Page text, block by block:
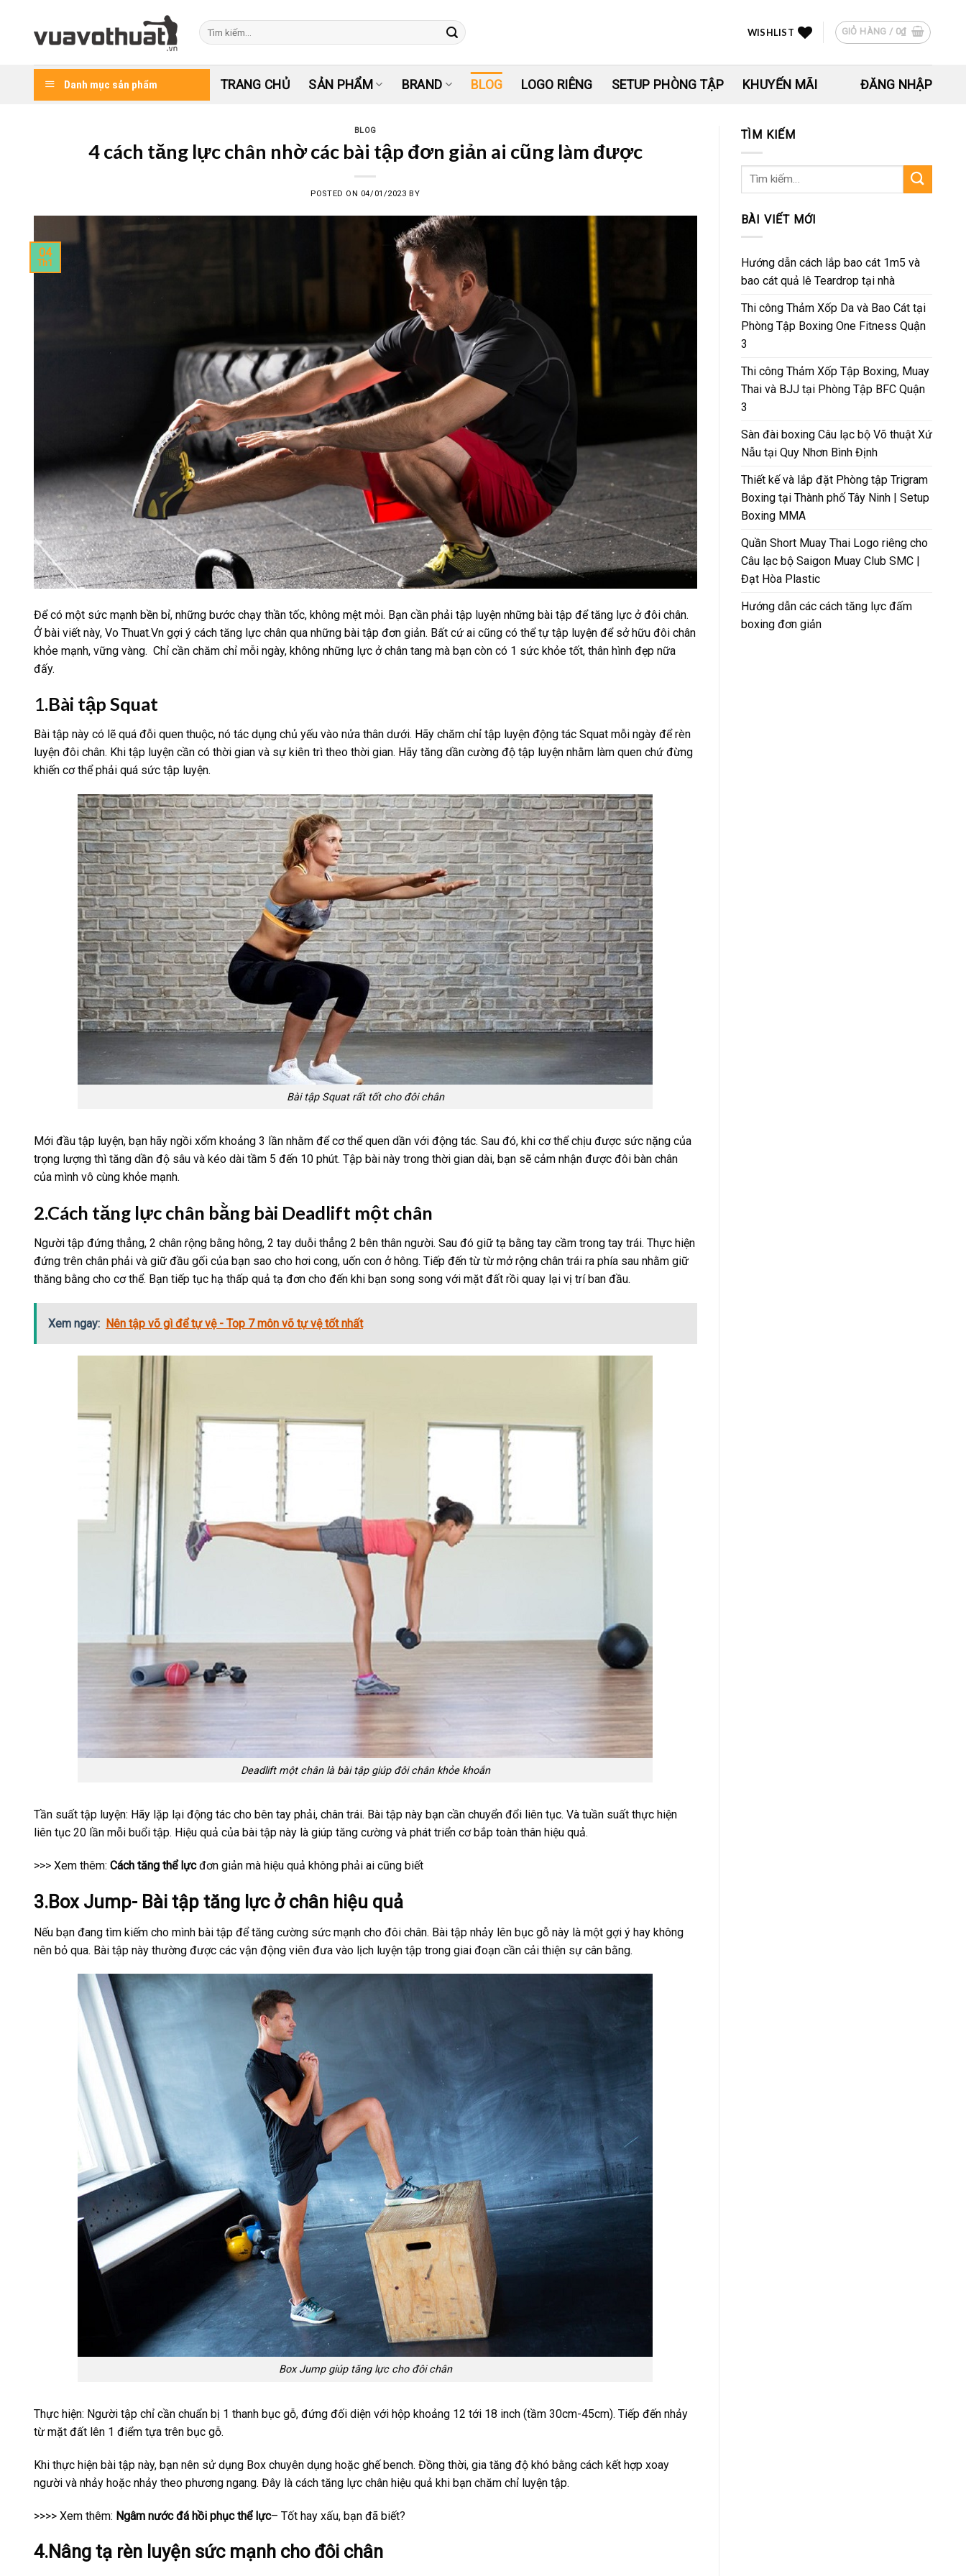
content
Tìm
kiếm:
WISHLIST GIỎ HÀNG / 0₫
Danh mục sản phẩm TRANG CHỦ SẢN PHẨM BRAND BLOG LOGO RIÊNG SETUP PHÒNG TẬP KHUYẾN MÃI ĐĂNG NHẬP
BLOG
4 cách tăng lực chân nhờ các bài tập đơn giản ai cũng làm được
POSTED ON 04/01/2023 BY
04
Th1
Để có một sức mạnh bền bỉ, những bước chạy thần tốc, không mệt mỏi. Bạn cần phải tập luyện những bài tập để tăng lực ở đôi chân.
Ở bài viết này, Vo Thuat.Vn gợi ý cách tăng lực chân qua những bài tập đơn giản. Bất cứ ai cũng có thể tự tập luyện để sở hữu đôi chân
khỏe mạnh, vững vàng. Chỉ cần chăm chỉ mỗi ngày, không những lực ở chân tang mà bạn còn có 1 sức khỏe tốt, thân hình đẹp nữa
đấy.
1.Bài tập Squat
Bài tập này có lẽ quá đỗi quen thuộc, nó tác dụng chủ yếu vào nửa thân dưới. Hãy chăm chỉ tập luyện động tác Squat mỗi ngày để rèn
luyện đôi chân. Khi tập luyện cần có thời gian và sự kiên trì theo thời gian. Hãy tăng dần cường độ tập luyện nhằm làm quen chứ đừng
khiến cơ thể phải quá sức tập luyện.
Bài tập Squat rất tốt cho đôi chân
Mới đầu tập luyện, bạn hãy ngồi xổm khoảng 3 lần nhằm để cơ thể quen dần với động tác. Sau đó, khi cơ thể chịu được sức nặng của
trọng lượng thì tăng dần độ sâu và kéo dài tầm 5 đến 10 phút. Tập bài này trong thời gian dài, bạn sẽ cảm nhận được đôi bàn chân
của mình vô cùng khỏe mạnh.
2.Cách tăng lực chân bằng bài Deadlift một chân
Người tập đứng thẳng, 2 chân rộng bằng hông, 2 tay duỗi thẳng 2 bên thân người. Sau đó giữ tạ bằng tay cầm trong tay trái. Thực hiện
đứng trên chân phải và giữ đầu gối của bạn sao cho hơi cong, uốn con ở hông. Tiếp đến từ từ mở rộng chân trái ra phía sau nhằm giữ
thăng bằng cho cơ thể. Bạn tiếp tục hạ thấp quả tạ đơn cho đến khi bạn song song với mặt đất rồi quay lại vị trí ban đầu.
Xem ngay: Nên tập võ gì để tự vệ - Top 7 môn võ tự vệ tốt nhất
Deadlift một chân là bài tập giúp đôi chân khỏe khoắn
Tần suất tập luyện: Hãy lặp lại động tác cho bên tay phải, chân trái. Bài tập này bạn cần chuyển đổi liên tục. Và tuần suất thực hiện
liên tục 20 lần mỗi buổi tập. Hiệu quả của bài tập này là giúp tăng cường và phát triển cơ bắp toàn thân hiệu quả.
>>> Xem thêm: Cách tăng thể lựcđơn giản mà hiệu quả không phải ai cũng biết
3.Box Jump- Bài tập tăng lực ở chân hiệu quả
Nếu bạn đang tìm kiếm cho mình bài tập để tăng cường sức mạnh cho đôi chân. Bài tập nhảy lên bục gỗ này là một gợi ý hay không
nên bỏ qua. Bài tập này thường được các vận động viên đưa vào lịch luyện tập trong giai đoạn cần cải thiện sự cân bằng.
Box Jump giúp tăng lực cho đôi chân
Thực hiện: Người tập chỉ cần chuẩn bị 1 thanh bục gỗ, đứng đối diện với hộp khoảng 12 tới 18 inch (tầm 30cm-45cm). Tiếp đến nhảy
từ mặt đất lên 1 điểm tựa trên bục gỗ.
Khi thực hiện bài tập này, bạn nên sử dụng Box chuyên dụng hoặc ghế bench. Đồng thời, gia tăng độ khó bằng cách kết hợp xoay
người và nhảy hoặc nhảy theo phương ngang. Đây là cách tăng lực chân hiệu quả khi bạn chăm chỉ luyện tập.
>>>> Xem thêm: Ngâm nước đá hồi phục thể lực– Tốt hay xấu, bạn đã biết?
4.Nâng tạ rèn luyện sức mạnh cho đôi chân
TÌM KIẾM
Tìm
BÀI VIẾT MỚI
Hướng dẫn cách lắp bao cát 1m5 và
bao cát quả lê Teardrop tại nhà
Thi công Thảm Xốp Da và Bao Cát tại
Phòng Tập Boxing One Fitness Quận
3
Thi công Thảm Xốp Tập Boxing, Muay
Thai và BJJ tại Phòng Tập BFC Quận
3
Sàn đài boxing Câu lạc bộ Võ thuật Xứ
Nẫu tại Quy Nhơn Bình Định
Thiết kế và lắp đặt Phòng tập Trigram
Boxing tại Thành phố Tây Ninh | Setup
Boxing MMA
Quần Short Muay Thai Logo riêng cho
Câu lạc bộ Saigon Muay Club SMC |
Đạt Hòa Plastic
Hướng dẫn các cách tăng lực đấm
boxing đơn giản